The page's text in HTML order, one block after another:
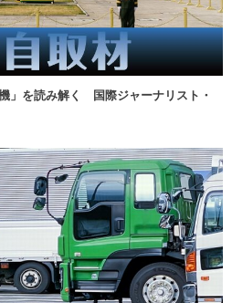
」を読み解く 国際ジャーナリスト・